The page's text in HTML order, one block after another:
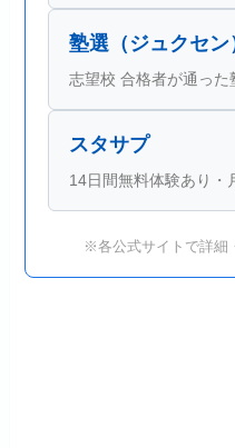
塾選（ジュクセン
志望校 合格者が通った
スタサプ
14日間無料体験あり・
※各公式サイトで詳細